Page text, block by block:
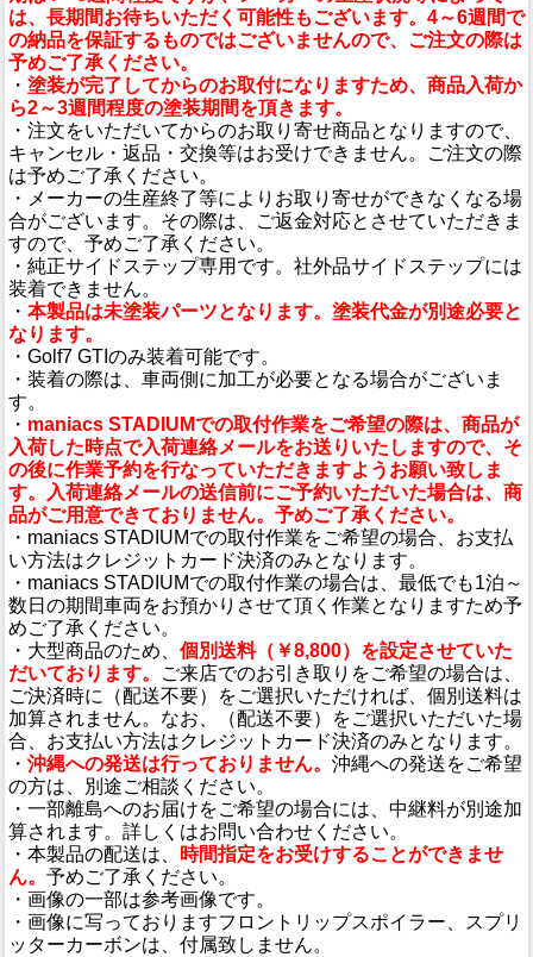
は、長期間お待ちいただく可能性もございます。4～6週間で
の納品を保証するものではございませんので、ご注文の際は
予めご了承ください。
・ 塗装が完了してからのお取付になりますため、商品入荷か
ら2～3週間程度の塗装期間を頂きます。
・注文をいただいてからのお取り寄せ商品となりますので、
キャンセル・返品・交換等はお受けできません。ご注文の際
は予めご了承ください。
・メーカーの生産終了等によりお取り寄せができなくなる場
合がございます。その際は、ご返金対応とさせていただきま
すので、予めご了承ください。
・純正サイドステップ専用です。社外品サイドステップには
装着できません。
・ 本製品は未塗装パーツとなります。塗装代金が別途必要と
なります。
・Golf7 GTIのみ装着可能です。
・装着の際は、車両側に加工が必要となる場合がございま
す。
・ maniacs STADIUMでの取付作業をご希望の際は、商品が
入荷した時点で入荷連絡メールをお送りいたしますので、そ
の後に作業予約を行なっていただきますようお願い致しま
す。入荷連絡メールの送信前にご予約いただいた場合は、商
品がご用意できておりません。予めご了承ください。
・maniacs STADIUMでの取付作業をご希望の場合、お支払
い方法はクレジットカード決済のみとなります。
・maniacs STADIUMでの取付作業の場合は、最低でも1泊～
数日の期間車両をお預かりさせて頂く作業となりますため予
めご了承ください。
・大型商品のため、 個別送料（￥8,800）を設定させていた
だいております。
ご来店でのお引き取りをご希望の場合は、
ご決済時に（配送不要）をご選択いただければ、個別送料は
加算されません。なお、（配送不要）をご選択いただいた場
合、お支払い方法はクレジットカード決済のみとなります。
・ 沖縄への発送は行っておりません。 沖縄への発送をご希望
の方は、別途ご相談ください。
・一部離島へのお届けをご希望の場合には、中継料が別途加
算されます。詳しくはお問い合わせください。
・本製品の配送は、
時間指定をお受けすることができませ
ん。 予めご了承ください。
・画像の一部は参考画像です。
・画像に写っておりますフロントリップスポイラー、スプリ
ッターカーボンは、付属致しません。